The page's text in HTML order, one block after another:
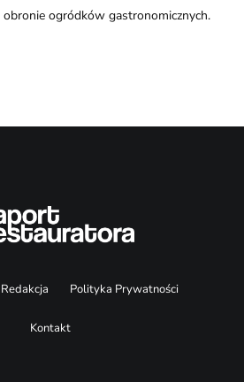
ogródków gastronomicznych.
Redakcja Polityka Prywatności
Kontakt